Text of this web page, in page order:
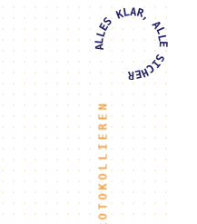
A
L
L
E
S
KLAR,
A
L
L
E
S
I
C
H
E
R